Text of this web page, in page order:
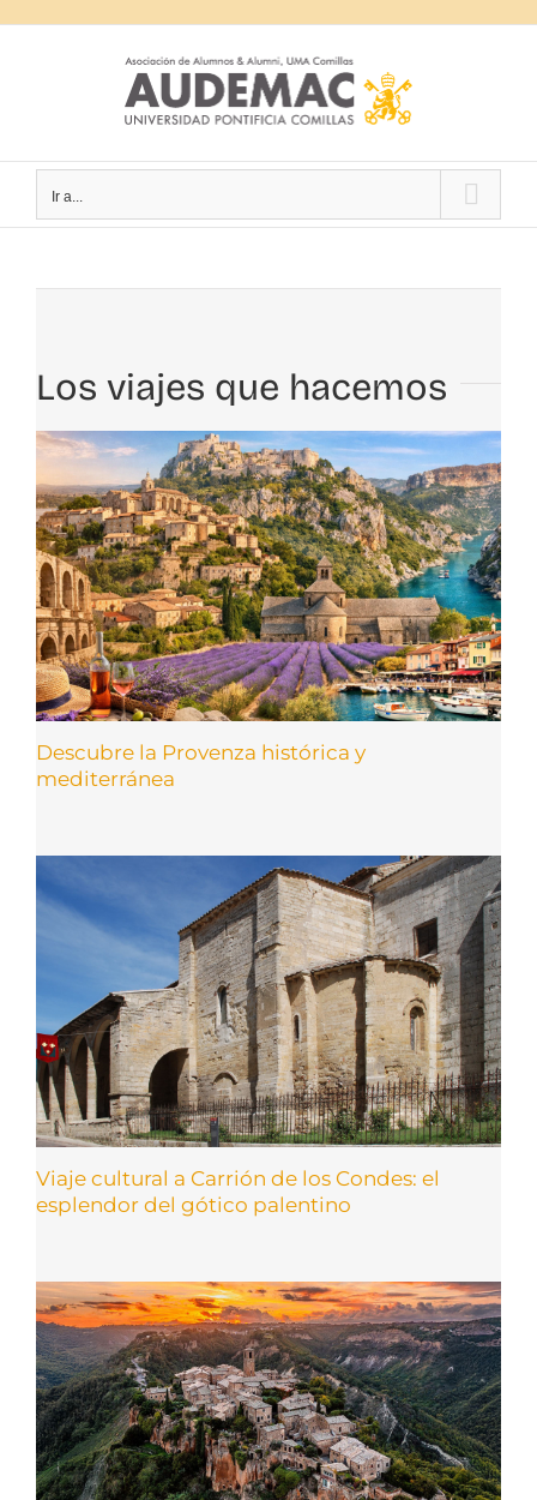
Ir a...
Los viajes que hacemos
Descubre la Provenza histórica y
mediterránea
Viaje cultural a Carrión de los Condes: el
esplendor del gótico palentino